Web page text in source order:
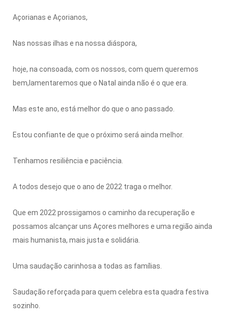
Açorianas e Açorianos,
Nas nossas ilhas e na nossa diáspora,
hoje, na consoada, com os nossos, com quem queremos
bem,lamentaremos que o Natal ainda não é o que era.
Mas este ano, está melhor do que o ano passado.
Estou confiante de que o próximo será ainda melhor.
Tenhamos resiliência e paciência.
A todos desejo que o ano de 2022 traga o melhor.
Que em 2022 prossigamos o caminho da recuperação e
possamos alcançar uns Açores melhores e uma região ainda
mais humanista, mais justa e solidária.
Uma saudação carinhosa a todas as famílias.
Saudação reforçada para quem celebra esta quadra festiva
sozinho.